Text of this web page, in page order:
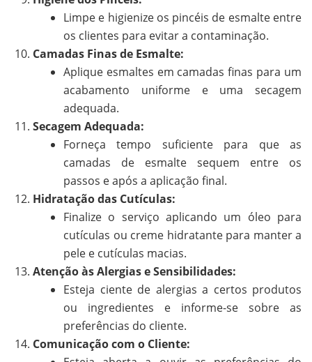
Limpe e higienize os pincéis de esmalte entre
os clientes para evitar a contaminação.
Camadas Finas de Esmalte:
Aplique esmaltes em camadas finas para um
acabamento uniforme e uma secagem
adequada.
Secagem Adequada:
Forneça tempo suficiente para que as
camadas de esmalte sequem entre os
passos e após a aplicação final.
Hidratação das Cutículas:
Finalize o serviço aplicando um óleo para
cutículas ou creme hidratante para manter a
pele e cutículas macias.
Atenção às Alergias e Sensibilidades:
Esteja ciente de alergias a certos produtos
ou ingredientes e informe-se sobre as
preferências do cliente.
Comunicação com o Cliente: